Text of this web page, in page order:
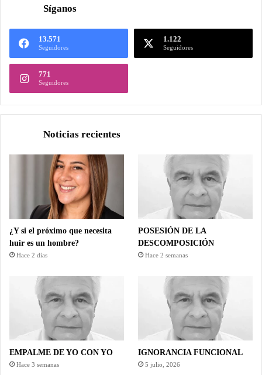
Síganos
13.571
Seguidores
1.122
Seguidores
771
Seguidores
Noticias recientes
¿Y si el próximo que necesita
huir es un hombre?
Hace 2 días
POSESIÓN DE LA
DESCOMPOSICIÓN
Hace 2 semanas
EMPALME DE YO CON YO
Hace 3 semanas
IGNORANCIA FUNCIONAL
5 julio, 2026